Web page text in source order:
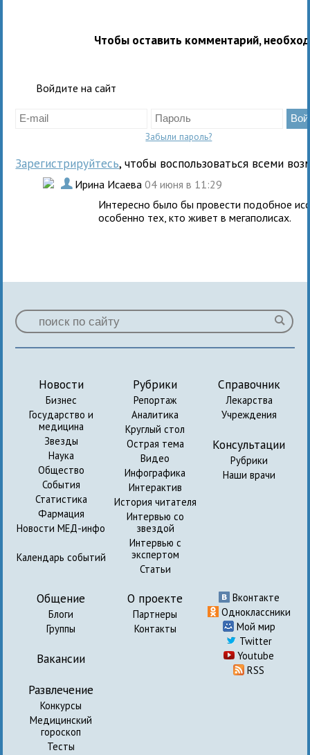
Чтобы оставить комментарий,
Войдите на сайт
Забыли пароль?
Зарегистрируйтесь, чтобы воспользоваться всеми
. Ирина Исаева04 июня в 11:29
Интересно было бы провести подобное
особенно тех, кто живет в мегаполисах.
Новости
Бизнес
Государство и
медицина
Звезды
Наука
Общество
События
Статистика
Фармация
Новости МЕД-инфо
Календарь событий
Рубрики
Репортаж
Аналитика
Круглый стол
Острая тема
Видео
Инфографика
Интерактив
История читателя
Интервью со
звездой
Интервью с
экспертом
Статьи
Справочник
Лекарства
Учреждения
Консультации
Рубрики
Наши врачи
Общение
Блоги
Группы
Вакансии
Развлечение
Конкурсы
Медицинский
гороскоп
Тесты
О проекте
Партнеры
Контакты
Вконтакте
Одноклассники
Мой мир
Twitter
Youtube
RSS